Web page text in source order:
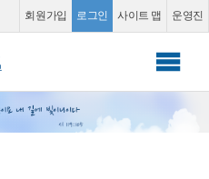
회원가입 로그인 사이트 맵 운영진
▼
환영인사